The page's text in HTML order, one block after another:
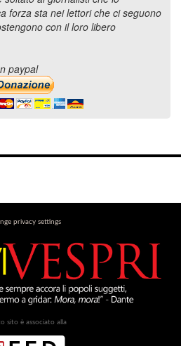
forza sta nei lettori che ci seguono
con il loro libero
paypal
privacy settings
sito è associato alla